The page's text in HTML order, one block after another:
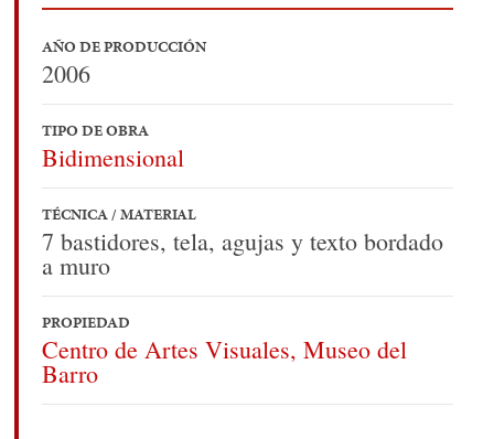
AÑO DE PRODUCCIÓN
2006
TIPO DE OBRA
Bidimensional
TÉCNICA / MATERIAL
7 bastidores, tela, agujas y texto bordado
a muro
PROPIEDAD
Centro de Artes Visuales, Museo del
Barro